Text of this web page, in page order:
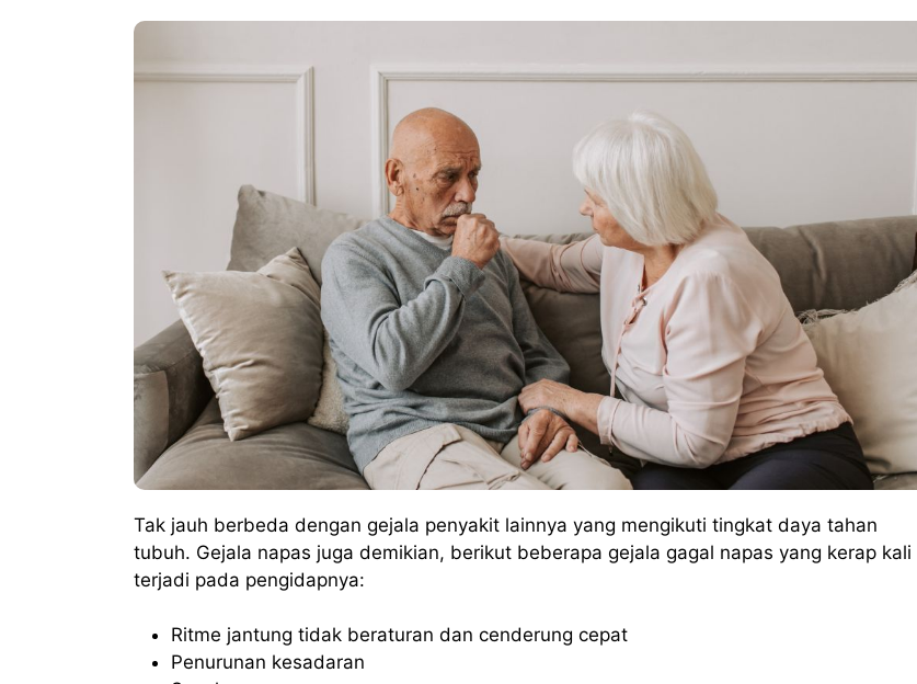
Tak jauh berbeda dengan gejala penyakit lainnya yang mengikuti tingkat daya tahan
tubuh. Gejala napas juga demikian, berikut beberapa gejala gagal napas yang kerap kali
terjadi pada pengidapnya:
Ritme jantung tidak beraturan dan cenderung cepat
Penurunan kesadaran